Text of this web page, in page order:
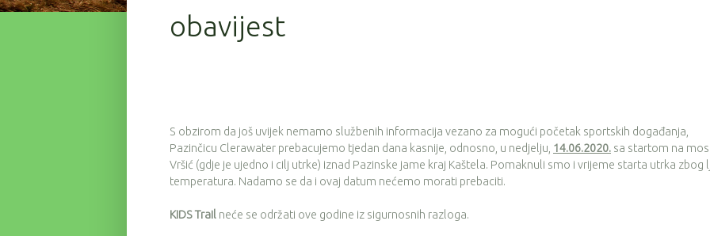
obavijest
S obzirom da još uvijek nemamo službenih informacija vezano za mogući početak sportskih događanja,
Pazinčicu Clerawater prebacujemo tjedan dana kasnije, odnosno, u nedjelju, 14.06.2020. sa startom na
Vršić (gdje je ujedno i cilj utrke) iznad Pazinske jame kraj Kaštela. Pomaknuli smo i vrijeme starta utrka zbog
temperatura. Nadamo se da i ovaj datum nećemo morati prebaciti.
KIDS Trail neće se održati ove godine iz sigurnosnih razloga.